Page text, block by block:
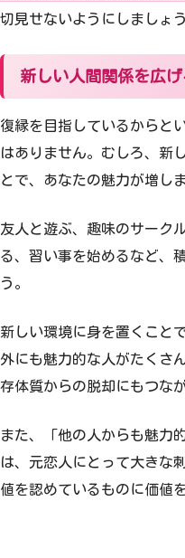
切見せないようにしましょう
新しい人間関係を広げ
復縁を目指しているからと
はありません。むしろ、新
とで、あなたの魅力が増しま
友人と遊ぶ、趣味のサーク
る、習い事を始めるなど、
う。
新しい環境に身を置くこと
外にも魅力的な人がたくさ
存体質からの脱却にもつな
また、「他の人からも魅力
は、元恋人にとって大きな
値を認めているものに価値